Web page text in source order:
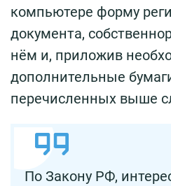
компьютере форму
документа,
нём и, приложив
дополнительные
перечисленных выше
По Закону РФ,